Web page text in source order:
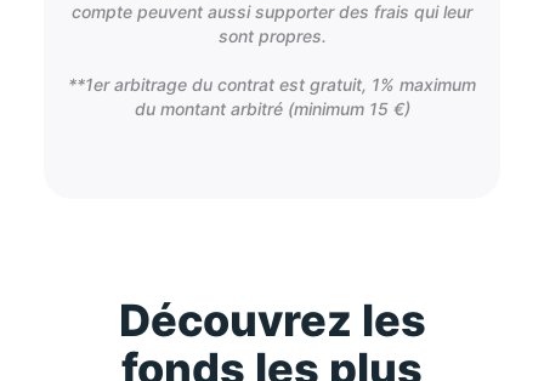
compte peuvent aussi supporter des frais qui leur
sont propres.
**1er arbitrage du contrat est gratuit, 1% maximum
du montant arbitré (minimum 15 €)
Découvrez les
fonds les plus